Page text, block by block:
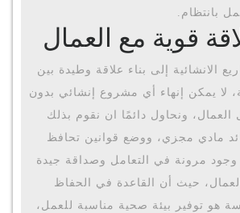
بانتظام.
قوية مع العمال
الانشائية إلى بناء علاقة وطيدة بين
لا يمكن إنهاء أي مشروع إنشائي بدون
ونحاول دائمًا ان نقوم بذلك
مادي مجزي، ووضع قوانين تحافظ
مرونة في التعامل وصداقة جيدة
حيث أن القاعدة في الحفاظ
هو توفير بيئة صحية مناسبة للعمل،